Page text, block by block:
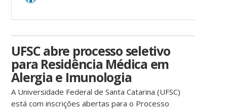
UFSC abre processo seletivo
para Residência Médica em
Alergia e Imunologia
A Universidade Federal de Santa Catarina (UFSC)
está com inscrições abertas para o Processo